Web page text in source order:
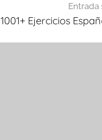
1001+ Ejercicios